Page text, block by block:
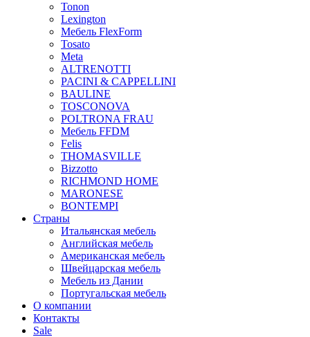
Tonon
Lexington
Мебель FlexForm
Tosato
Meta
ALTRENOTTI
PACINI & CAPPELLINI
BAULINE
TOSCONOVA
POLTRONA FRAU
Мебель FFDM
Felis
THOMASVILLE
Bizzotto
RICHMOND HOME
MARONESE
BONTEMPI
Страны
Итальянская мебель
Английская мебель
Американская мебель
Швейцарская мебель
Мебель из Дании
Португальская мебель
О компании
Контакты
Sale